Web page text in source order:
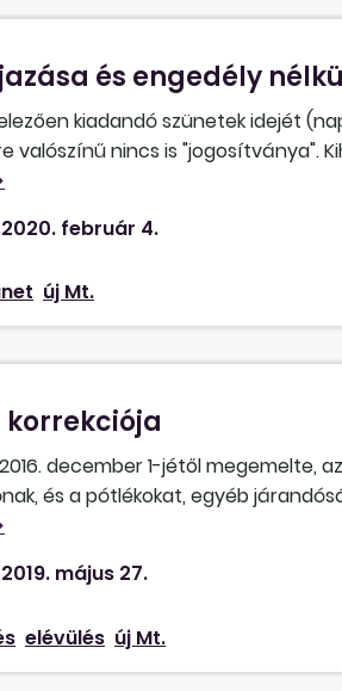
és engedély
kiadandó szünetek idejét
valószínű nincs is "jogosítványa".
végezheti azt a
lehet fordulni panasszal/
2020. február 4.
új Mt.
december 1-jétől megemelte,
és a pótlékokat, egyéb
fel, azt korrigálnia szükséges.
2019. május 27.
elévülés új Mt.